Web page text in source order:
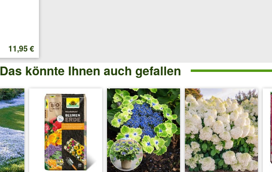
11,95 €
Das könnte Ihnen auch gefallen